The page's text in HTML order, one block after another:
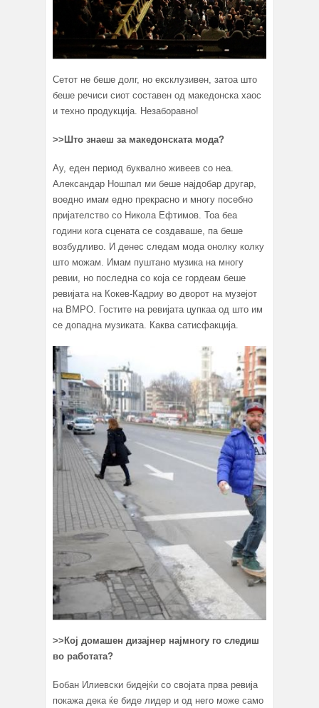
Сетот не беше долг, но ексклузивен, затоа што
беше речиси сиот составен од македонска хаос
и техно продукција. Незаборавно!
>>Што знаеш за македонската мода?
Ау, еден период буквално живеев со неа.
Александар Ношпал ми беше најдобар другар,
воедно имам едно прекрасно и многу посебно
пријателство со Никола Ефтимов. Тоа беа
години кога сцената се создаваше, па беше
возбудливо. И денес следам мода онолку колку
што можам. Имам пуштано музика на многу
ревии, но последна со која се гордеам беше
ревијата на Кокев-Кадриу во дворот на музејот
на ВМРО. Гостите на ревијата цупкаа од што им
се допадна музиката. Каква сатисфакција.
>>Кој домашен дизајнер најмногу го следиш
во работата?
Бобан Илиевски бидејќи со својата прва ревија
покажа дека ќе биде лидер и од него може само